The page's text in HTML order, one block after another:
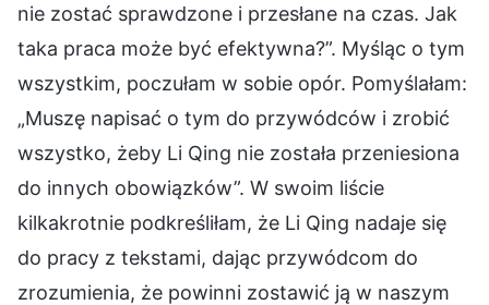
nie zostać sprawdzone i przesłane na czas. Jak
taka praca może być efektywna?”. Myśląc o tym
wszystkim, poczułam w sobie opór. Pomyślałam:
„Muszę napisać o tym do przywódców i zrobić
wszystko, żeby Li Qing nie została przeniesiona
do innych obowiązków”. W swoim liście
kilkakrotnie podkreśliłam, że Li Qing nadaje się
do pracy z tekstami, dając przywódcom do
zrozumienia, że powinni zostawić ją w naszym